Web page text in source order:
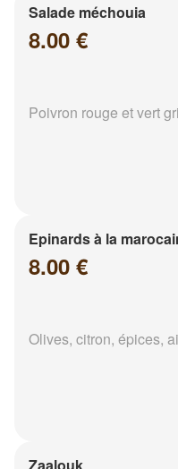
Salade méchouia
8.00 €
Poivron rouge et vert
Epinards à la
8.00 €
Olives, citron, épices,
Zaalouk